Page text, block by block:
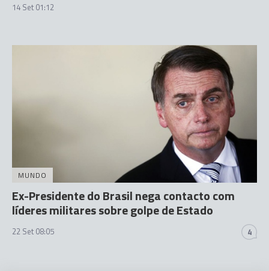
14 Set 01:12
MUNDO
Ex-Presidente do Brasil nega contacto com
líderes militares sobre golpe de Estado
22 Set 08:05 4